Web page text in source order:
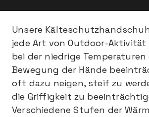
Unsere
jede Art von Outdoor-
bei der niedrige Temperaturen
Bewegung der Hände
oft dazu neigen, steif zu
die Griffigkeit zu
Verschiedene Stufen der